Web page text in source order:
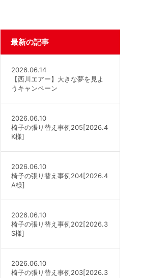
最新の記事
2026.06.14
【西川エアー】大きな夢を見よ
うキャンペーン
2026.06.10
椅子の張り替え事例205[2026.4
K様]
2026.06.10
椅子の張り替え事例204[2026.4
A様]
2026.06.10
椅子の張り替え事例202[2026.3
S様]
2026.06.10
椅子の張り替え事例203[2026.3